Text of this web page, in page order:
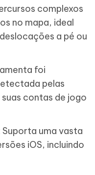
complexos
no mapa, ideal
a pé ou
foi
pelas
contas de jogo
Suporta uma vasta
iOS, incluindo